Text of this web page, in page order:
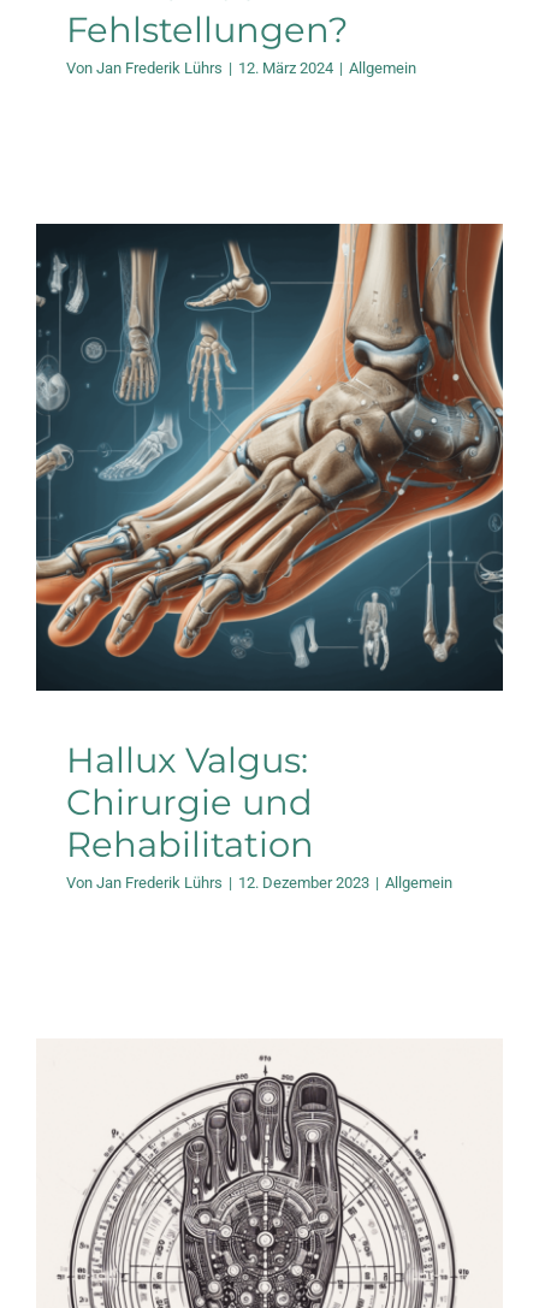
Fehlstellungen?
Von Jan Frederik Lührs | 12. März 2024 | Allgemein
Hallux Valgus:
Chirurgie und
Rehabilitation
Allgemein
Hallux Valgus:
Chirurgie und
Rehabilitation
Von Jan Frederik Lührs | 12. Dezember 2023 | Allgemein
Welcher Zeh steht für
welches Organ?